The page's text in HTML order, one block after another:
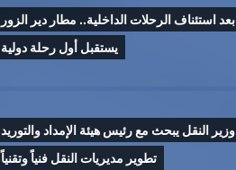
بعد استئناف الرحلات الداخلية.. مطار دير الزور
يستقبل أول رحلة دولية
وزير النقل يبحث مع رئيس هيئة الإمداد والتوريد
تطوير ‏مديريات النقل فنياً وتقنياً